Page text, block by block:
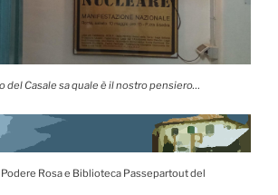
del Casale sa quale è il nostro pensiero…
Rosa e Biblioteca Passepartout del